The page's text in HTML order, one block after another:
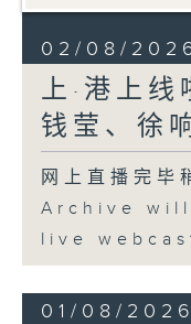
02/08/
上·港上
钱莹、徐
网上直播完毕
Archive
live
01/08/2026